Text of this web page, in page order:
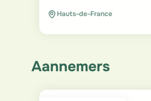
Hauts-de-France
Aannemers